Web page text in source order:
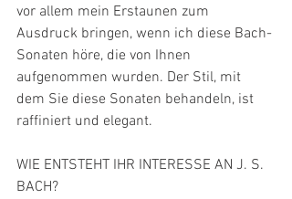
vor allem mein Erstaunen zum
Ausdruck bringen, wenn ich diese Bach-
Sonaten höre, die von Ihnen
aufgenommen wurden. Der Stil, mit
dem Sie diese Sonaten behandeln, ist
raffiniert und elegant.
WIE ENTSTEHT IHR INTERESSE AN J. S.
BACH?